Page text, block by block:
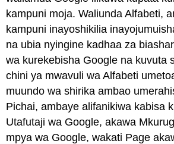
kampuni moja. Waliunda Alfabeti,
kampuni inayoshikilia
na ubia nyingine kadhaa za
wa kurekebisha Google na kuvuta
chini ya mwavuli wa Alfabeti
muundo wa shirika ambao
Pichai, ambaye alifanikiwa kabisa
Utafutaji wa Google, akawa
mpya wa Google, wakati Page